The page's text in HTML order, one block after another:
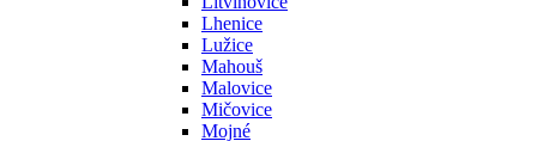
Lhenice
Lužice
Mahouš
Malovice
Mičovice
Mojné